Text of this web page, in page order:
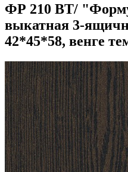
ФР 210 ВТ/
выкатная 3-
42*45*58, венге